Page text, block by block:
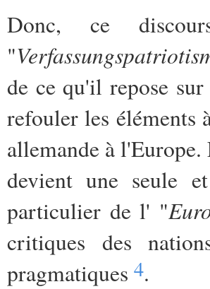
Donc, ce
"
de ce qu'il repose
refouler les éléments
allemande à
devient une seule
particulier de l' "
critiques des
pragmatiques 4.